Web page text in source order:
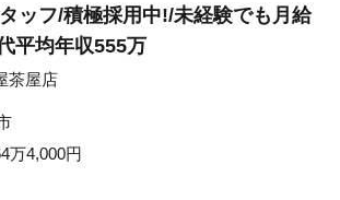
ッフ/積極採用中!/未経験でも月給
平均年収555万
茶屋店
万4,000円